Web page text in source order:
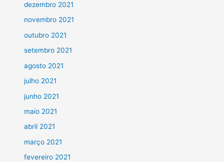
dezembro 2021
novembro 2021
outubro 2021
setembro 2021
agosto 2021
julho 2021
junho 2021
maio 2021
abril 2021
março 2021
fevereiro 2021